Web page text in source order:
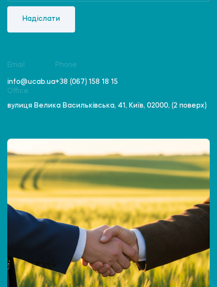
Надіслати
Email
info@ucab.ua
Phone
+38 (067) 158 18 15
Office
вулиця Велика Васильківська, 41, Київ, 02000, (2 поверх)